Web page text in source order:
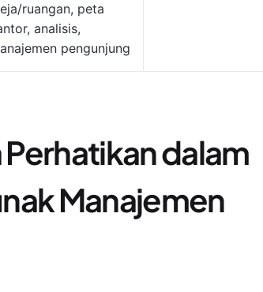
ruangan, peta
analisis,
pengunjung
dalam
Manajemen